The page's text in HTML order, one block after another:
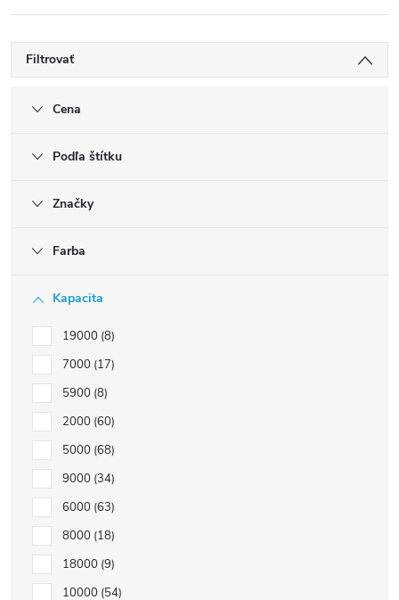
Filtrovať
Cena
Podľa štítku
Značky
Farba
Kapacita
19000 8
7000 17
5900 8
2000 60
5000 68
9000 34
6000 63
8000 18
18000 9
10000 54